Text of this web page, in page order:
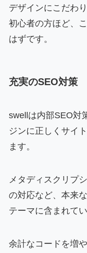
デザインにこだわ
初心者の方ほど、
はずです。
充実のSEO対策
swellは内部SEO対
ジンに正しくサイ
ます。
メタディスクリプ
の対応など、本来
テーマに含まれてい
余計なコードを増